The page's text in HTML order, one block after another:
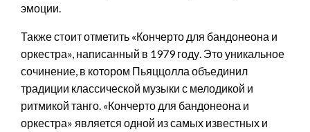
эмоции.
Также стоит отметить «Кончерто для бандонеона и
оркестра», написанный в 1979 году. Это уникальное
сочинение, в котором Пьяццолла объединил
традиции классической музыки с мелодикой и
ритмикой танго. «Кончерто для бандонеона и
оркестра» является одной из самых известных и